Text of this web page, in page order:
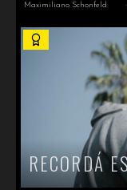
Maximiliano Schonfeld ·
RECORDÁ